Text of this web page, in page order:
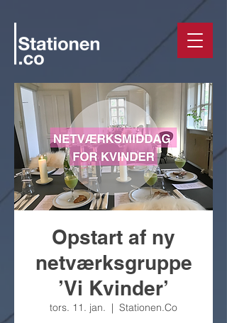
Opstart af ny
netværksgruppe
’Vi Kvinder’
tors. 11. jan.
  |
Stationen.Co